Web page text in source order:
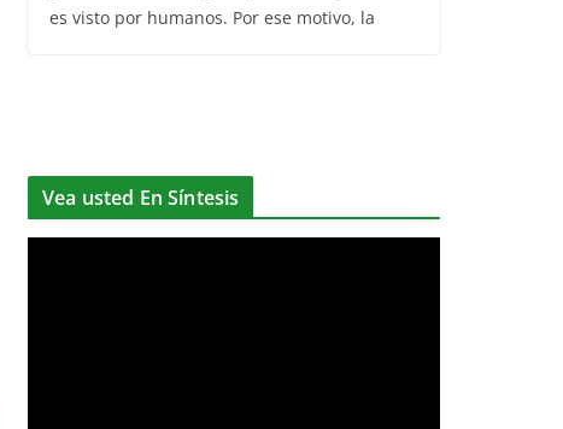
es visto por humanos. Por ese motivo, la
Vea usted En Síntesis